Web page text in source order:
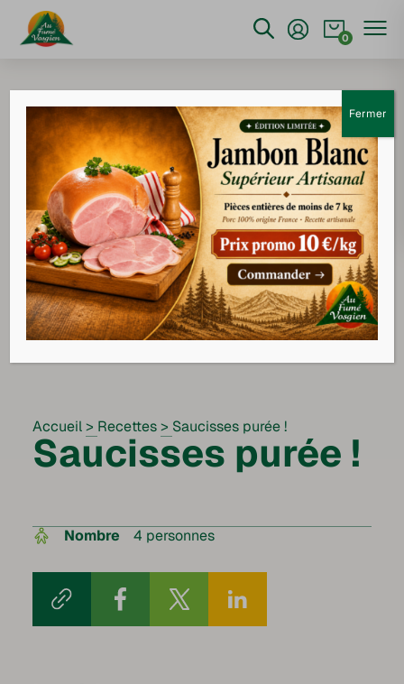
0
Accueil> Recettes> Saucisses purée !
Saucisses purée !
Nombre 4 personnes
Fermer